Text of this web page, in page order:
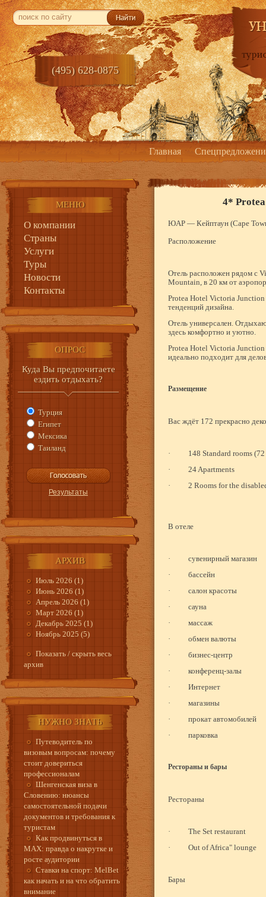
(495) 628-0875
Главная
МЕНЮ
О компании
Страны
Услуги
Туры
Новости
Контакты
ОПРОС
Куда Вы предпочитаете
ездить отдыхать?
Турция
Египет
Мексика
Таиланд
АРХИВ
Июль 2026 (1)
Июнь 2026 (1)
Апрель 2026 (1)
Март 2026 (1)
Декабрь 2025 (1)
Ноябрь 2025 (5)
Показать / скрыть весь
архив
НУЖНО ЗНАТЬ
Путеводитель по
визовым вопросам: почему
стоит довериться
профессионалам
Шенгенская виза в
Словению: нюансы
самостоятельной подачи
документов и требования к
туристам
Как продвинуться в
MAX: правда о накрутке и
росте аудитории
Ставки на спорт: MelBet
как начать и на что обратить
внимание
4*
ЮАР — Кейптаун (Cape
Расположение
Отель расположен рядом с
Mountain, в 20 км от
Protea Hotel Victoria Junction
тенденций дизайна.
Отель универсален.
здесь комфортно и уютно.
Protea Hotel Victoria Junction
идеально подходит для
Размещение
Вас ждёт 172 прекрасно
·
148 Standard rooms
·
24 Apartments
·
2 Rooms for the
В отеле
·
сувенирный магазин
·
бассейн
·
салон красоты
·
сауна
·
массаж
·
обмен валюты
·
бизнес-центр
·
конференц-залы
·
Интернет
·
магазины
·
прокат автомобилей
·
парковка
Рестораны и бары
Рестораны
·
The Set restaurant
·
Out of Africa" lounge
Бары